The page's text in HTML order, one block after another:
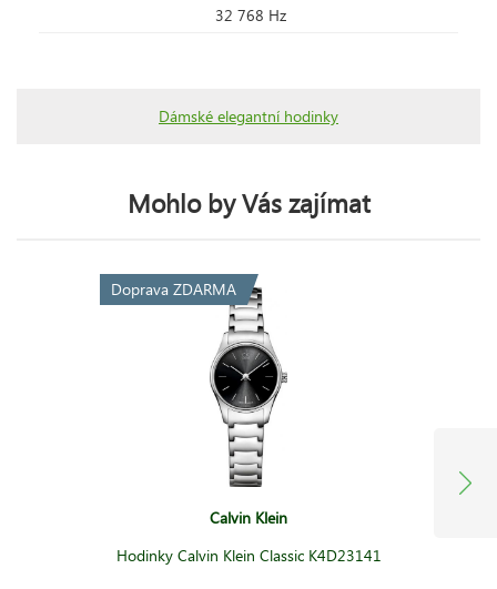
32 768 Hz
Dámské elegantní hodinky
Mohlo by Vás zajímat
Doprava ZDARMA
Calvin Klein
Hodinky Calvin Klein Classic K4D23141